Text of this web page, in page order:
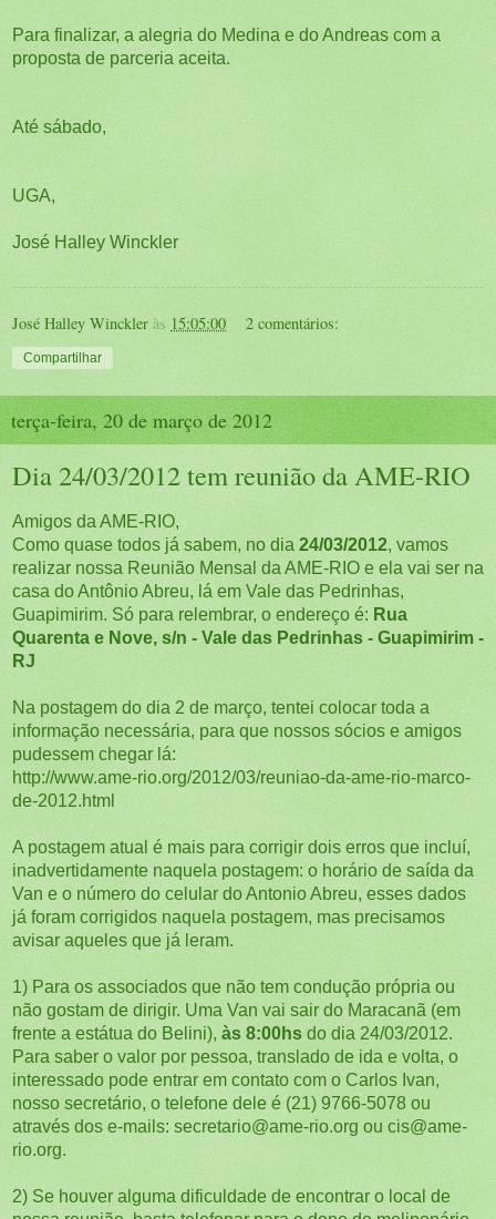
Para finalizar, a alegria do Medina e do Andreas com a
proposta de parceria aceita.
Até sábado,
UGA,
José Halley Winckler
José Halley Winckler às 15:05:00 2 comentários:
Compartilhar
terça-feira, 20 de março de 2012
Dia 24/03/2012 tem reunião da AME-RIO
Amigos da AME-RIO,
Como quase todos já sabem, no dia 24/03/2012, vamos
realizar nossa Reunião Mensal da AME-RIO e ela vai ser na
casa do Antônio Abreu, lá em Vale das Pedrinhas,
Guapimirim. Só para relembrar, o endereço é: Rua
Quarenta e Nove, s/n - Vale das Pedrinhas - Guapimirim -
RJ
Na postagem do dia 2 de março, tentei colocar toda a
informação necessária, para que nossos sócios e amigos
pudessem chegar lá:
http://www.ame-rio.org/2012/03/reuniao-da-ame-rio-marco-
de-2012.html
A postagem atual é mais para corrigir dois erros que incluí,
inadvertidamente naquela postagem: o horário de saída da
Van e o número do celular do Antonio Abreu, esses dados
já foram corrigidos naquela postagem, mas precisamos
avisar aqueles que já leram.
1) Para os associados que não tem condução própria ou
não gostam de dirigir. Uma Van vai sair do Maracanã (em
frente a estátua do Belini), às 8:00hs do dia 24/03/2012.
Para saber o valor por pessoa, translado de ida e volta, o
interessado pode entrar em contato com o Carlos Ivan,
nosso secretário, o telefone dele é (21) 9766-5078 ou
através dos e-mails: secretario@ame-rio.org ou cis@ame-
rio.org.
2) Se houver alguma dificuldade de encontrar o local de